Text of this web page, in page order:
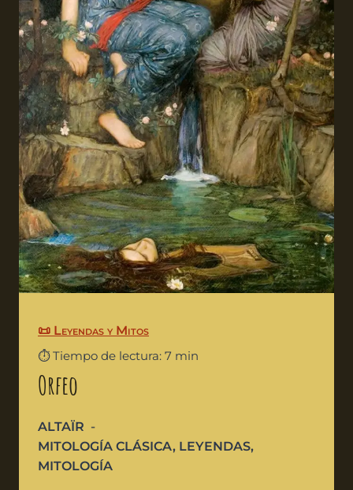
📜 Leyendas y Mitos
⏱️ Tiempo de lectura: 7 min
Orfeo
ALTAÏR
MITOLOGÍA CLÁSICA, LEYENDAS,
MITOLOGÍA